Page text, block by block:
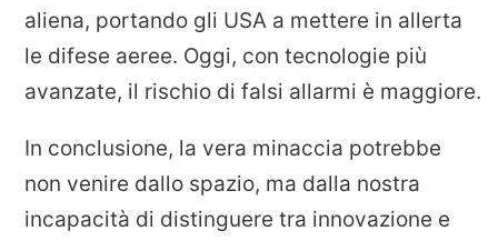
aliena, portando gli USA a mettere in allerta
le difese aeree. Oggi, con tecnologie più
avanzate, il rischio di falsi allarmi è maggiore.
In conclusione, la vera minaccia potrebbe
non venire dallo spazio, ma dalla nostra
incapacità di distinguere tra innovazione e